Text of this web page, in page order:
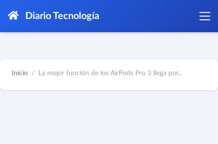
Diario Tecnología
Inicio La mejor función de los AirPods Pro 3 llega por...